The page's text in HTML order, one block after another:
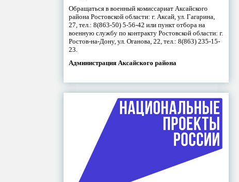
Обращаться в военный комиссариат Аксайского
района Ростовской области: г. Аксай, ул. Гагарина,
27, тел.: 8(863-50) 5-56-42 или пункт отбора на
военную службу по контракту Ростовской области: г.
Ростов-на-Дону, ул. Оганова, 22, тел.: 8(863) 235-15-
23.
Администрация Аксайского района